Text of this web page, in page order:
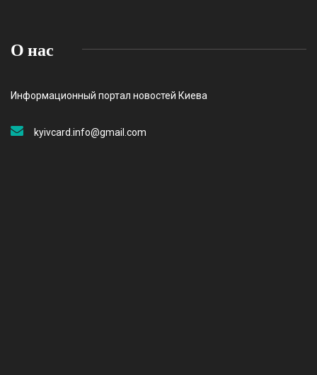
О нас
Информационный портал новостей Киева
kyivcard.info@gmail.com